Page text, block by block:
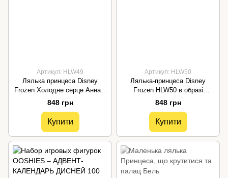
Артикул: HLW49
Лялька принцеса Disney
Frozen Холодне серце Анна в
накидці (HLW49)
848 грн
Купити
Артикул: HLW50
Лялька-принцеса Disney
Frozen HLW50 в образі
мандрівниці
848 грн
Купити